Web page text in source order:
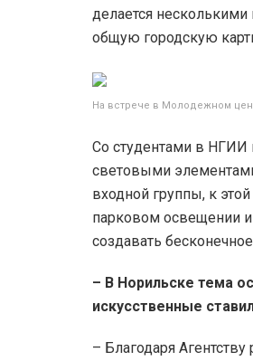
делается несколькими
общую городскую
На встрече в Молодежном
Со студентами в НГИИ
световыми
входной группы, к
парковом освещении
создавать
– В Норильске тема
искусственные
– Благодаря